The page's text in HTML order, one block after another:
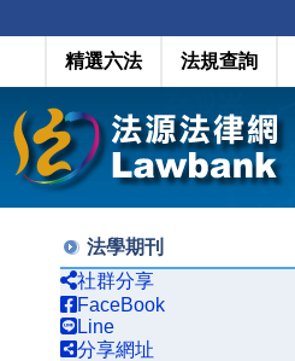
精選六法 法規查詢
法學期刊
社群分享
FaceBook
Line
分享網址